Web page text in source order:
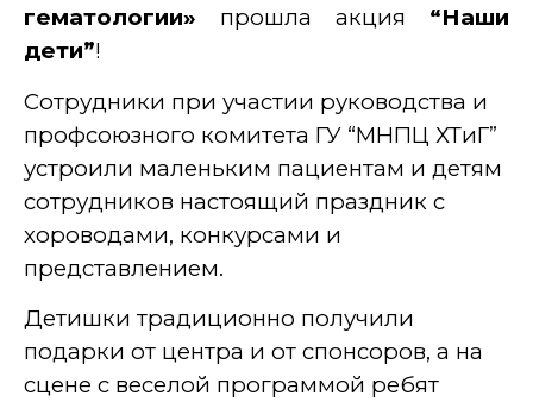
гематологии» прошла акция “Наши
дети”!
Сотрудники при участии руководства и
профсоюзного комитета ГУ “МНПЦ ХТиГ”
устроили маленьким пациентам и детям
сотрудников настоящий праздник с
хороводами, конкурсами и
представлением.
Детишки традиционно получили
подарки от центра и от спонсоров, а на
сцене с веселой программой ребят